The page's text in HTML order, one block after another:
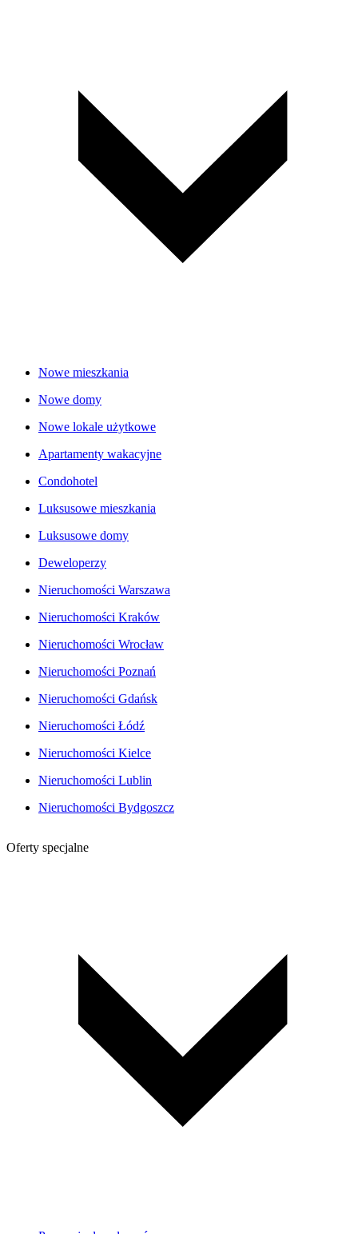
Nowe mieszkania
Nowe domy
Nowe lokale użytkowe
Apartamenty wakacyjne
Condohotel
Luksusowe mieszkania
Luksusowe domy
Deweloperzy
Nieruchomości Warszawa
Nieruchomości Kraków
Nieruchomości Wrocław
Nieruchomości Poznań
Nieruchomości Gdańsk
Nieruchomości Łódź
Nieruchomości Kielce
Nieruchomości Lublin
Nieruchomości Bydgoszcz
Oferty specjalne